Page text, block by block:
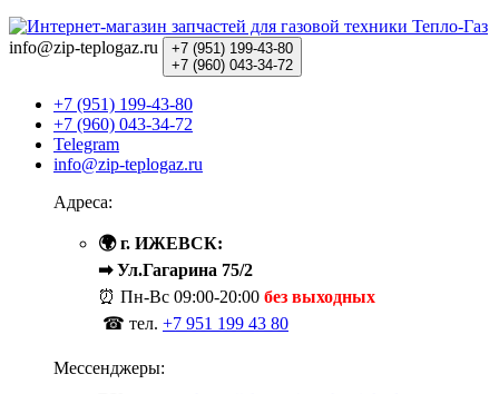
info@zip-teplogaz.ru +7 (951) 199-43-80
+7 (960) 043-34-72
+7 (951) 199-43-80
+7 (960) 043-34-72
Telegram
info@zip-teplogaz.ru
Адреса:
🌍 г. ИЖЕВСК:
➡ Ул.Гагарина 75/2
⏰ Пн-Вс 09:00-20:00 без выходных
☎ тел. +7 951 199 43 80
Мессенджеры: